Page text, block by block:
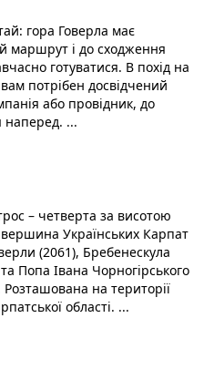
гора Говерла має
маршрут і до сходження
готуватися. В похід на
потрібен досвідчений
або провідник, до
наперед. ...
– четверта за висотою
Українських Карпат
(2061), Бребенескула
Попа Івана Чорногірського
на території
області. ...